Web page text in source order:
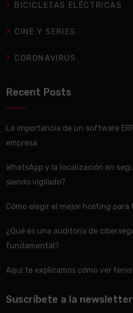
BICICLETAS ELÉCTRICAS
CINE Y SERIES
CORONAVIRUS
Recent Posts
La importancia de un software
empresa
WhatsApp y la localización en
siendo vigilado?
Cómo elegir el mejor hosting
¿Qué es una auditoría de
fundamental?
Aquí te explicamos cómo ver
Suscríbete a la newsletter